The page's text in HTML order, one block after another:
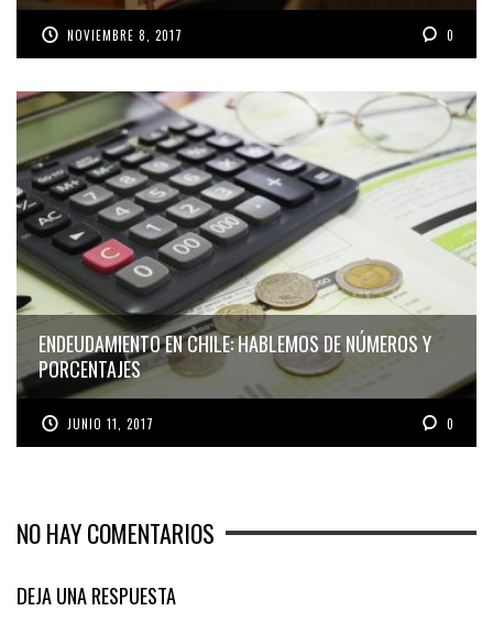
NOVIEMBRE 8, 2017 0
ENDEUDAMIENTO EN CHILE: HABLEMOS DE NÚMEROS Y
PORCENTAJES
JUNIO 11, 2017 0
NO HAY COMENTARIOS
DEJA UNA RESPUESTA